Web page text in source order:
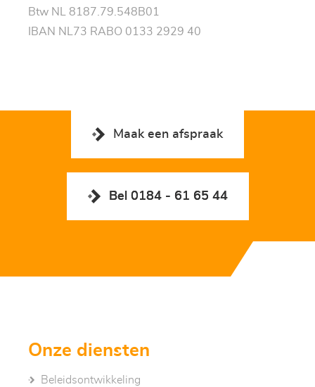
Btw NL 8187.79.548B01
IBAN NL73 RABO 0133 2929 40
Maak een afspraak
Bel 0184 - 61 65 44
Onze diensten
Beleidsontwikkeling